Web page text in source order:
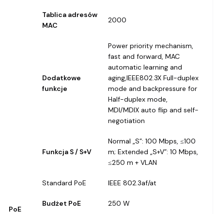
Tablica adresów
MAC
2000
Dodatkowe
funkcje
Power priority mechanism,
fast and forward, MAC
automatic learning and
aging,IEEE802.3X Full-duplex
mode and backpressure for
Half-duplex mode,
MDI/MDIX auto flip and self-
negotiation
Funkcja S / S+V
Normal „S”: 100 Mbps, ≤100
m; Extended „S+V”: 10 Mbps,
≤250 m + VLAN
PoE
Standard PoE IEEE 802.3af/at
Budżet PoE 250 W